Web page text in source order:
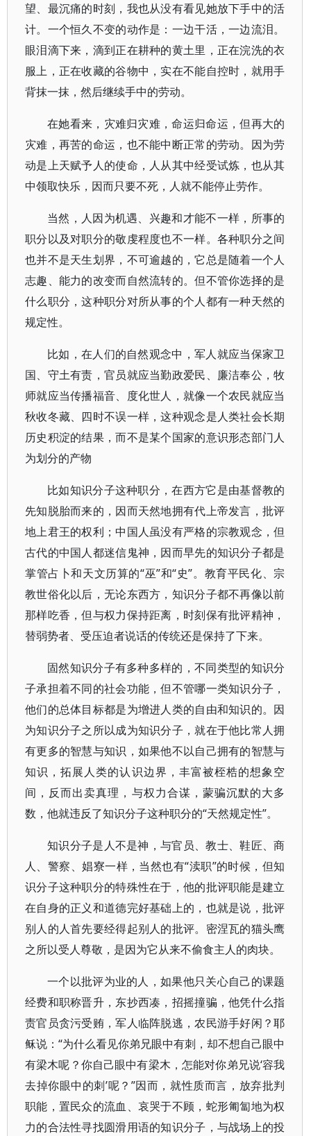
望、最沉痛的时刻，我也从没有看见她放下手中的活
计。一个恒久不变的动作是：一边干活，一边流泪。
眼泪滴下来，滴到正在耕种的黄土里，正在浣洗的衣
服上，正在收藏的谷物中，实在不能自控时，就用手
背抹一抹，然后继续手中的劳动。
在她看来，灾难归灾难，命运归命运，但再大的
灾难，再苦的命运，也不能中断正常的劳动。因为劳
动是上天赋予人的使命，人从其中经受试炼，也从其
中领取快乐，因而只要不死，人就不能停止劳作。
当然，人因为机遇、兴趣和才能不一样，所事的
职分以及对职分的敬虔程度也不一样。各种职分之间
也并不是天生划界，不可逾越的，它总是随着一个人
志趣、能力的改变而自然流转的。但不管你选择的是
什么职分，这种职分对所从事的个人都有一种天然的
规定性。
比如，在人们的自然观念中，军人就应当保家卫
国、守土有责，官员就应当勤政爱民、廉洁奉公，牧
师就应当传播福音、度化世人，就像一个农民就应当
秋收冬藏、四时不误一样，这种观念是人类社会长期
历史积淀的结果，而不是某个国家的意识形态部门人
为划分的产物
比如知识分子这种职分，在西方它是由基督教的
先知脱胎而来的，因而天然地拥有代上帝发言，批评
地上君王的权利；中国人虽没有严格的宗教观念，但
古代的中国人都迷信鬼神，因而早先的知识分子都是
掌管占卜和天文历算的“巫”和“史”。教育平民化、宗
教世俗化以后，无论东西方，知识分子都不再像以前
那样吃香，但与权力保持距离，时刻保有批评精神，
替弱势者、受压迫者说话的传统还是保持了下来。
固然知识分子有多种多样的，不同类型的知识分
子承担着不同的社会功能，但不管哪一类知识分子，
他们的总体目标都是为增进人类的自由和知识的。因
为知识分子之所以成为知识分子，就在于他比常人拥
有更多的智慧与知识，如果他不以自己拥有的智慧与
知识，拓展人类的认识边界，丰富被桎梏的想象空
间，反而出卖真理，与权力合谋，蒙骗沉默的大多
数，他就违反了知识分子这种职分的“天然规定性”。
知识分子是人不是神，与官员、教士、鞋匠、商
人、警察、娼寮一样，当然也有“渎职”的时候，但知
识分子这种职分的特殊性在于，他的批评职能是建立
在自身的正义和道德完好基础上的，也就是说，批评
别人的人首先要经得起别人的批评。密涅瓦的猫头鹰
之所以受人尊敬，是因为它从来不偷食主人的肉块。
一个以批评为业的人，如果他只关心自己的课题
经费和职称晋升，东抄西凑，招摇撞骗，他凭什么指
责官员贪污受贿，军人临阵脱逃，农民游手好闲？耶
稣说：“为什么看见你弟兄眼中有刺，却不想自己眼中
有梁木呢？你自己眼中有梁木，怎能对你弟兄说‘容我
去掉你眼中的刺’呢？”因而，就性质而言，放弃批判
职能，置民众的流血、哀哭于不顾，蛇形匍匐地为权
力的合法性寻找圆滑用语的知识分子，与战场上的投